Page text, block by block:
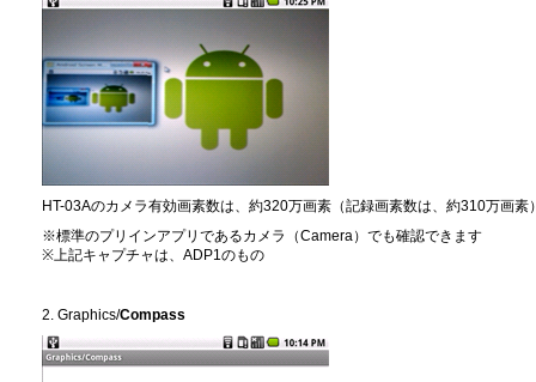
HT-03Aのカメラ有効画素数は、約320万画素（記録画素数は、約310万画素
※標準のプリインアプリであるカメラ（Camera）でも確認できます
※上記キャプチャは、ADP1のもの
2. Graphics/Compass